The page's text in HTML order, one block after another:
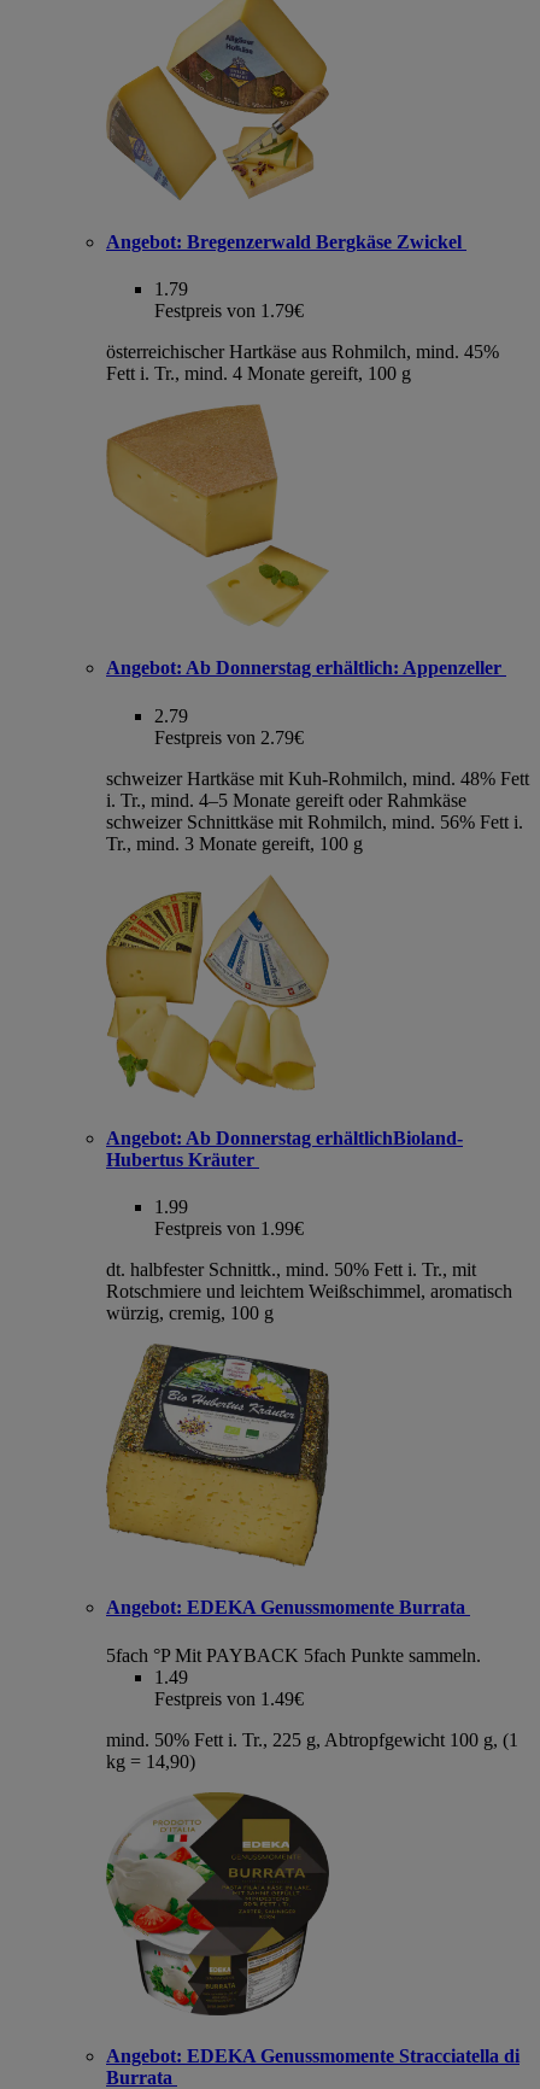
Angebot: Bregenzerwald Bergkäse Zwickel
1.79
Festpreis von 1.79€
österreichischer Hartkäse aus Rohmilch, mind. 45%
Fett i. Tr., mind. 4 Monate gereift, 100 g
Angebot: Ab Donnerstag erhältlich: Appenzeller
2.79
Festpreis von 2.79€
schweizer Hartkäse mit Kuh-Rohmilch, mind. 48% Fett
i. Tr., mind. 4–5 Monate gereift oder Rahmkäse
schweizer Schnittkäse mit Rohmilch, mind. 56% Fett i.
Tr., mind. 3 Monate gereift, 100 g
Angebot: Ab Donnerstag erhältlichBioland-
Hubertus Kräuter
1.99
Festpreis von 1.99€
dt. halbfester Schnittk., mind. 50% Fett i. Tr., mit
Rotschmiere und leichtem Weißschimmel, aromatisch
würzig, cremig, 100 g
Angebot: EDEKA Genussmomente Burrata
5fach °P Mit PAYBACK 5fach Punkte sammeln.
1.49
Festpreis von 1.49€
mind. 50% Fett i. Tr., 225 g, Abtropfgewicht 100 g, (1
kg = 14,90)
Angebot: EDEKA Genussmomente Stracciatella di
Burrata